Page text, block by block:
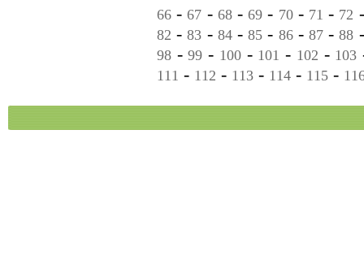
66 -67 - 68-69 - 70- 71 - 72
82 -83 - 84-85 - 86- 87-88
98 -99 - 100- 101 - 102 - 103
111 - 112 - 113 - 114 - 115 -